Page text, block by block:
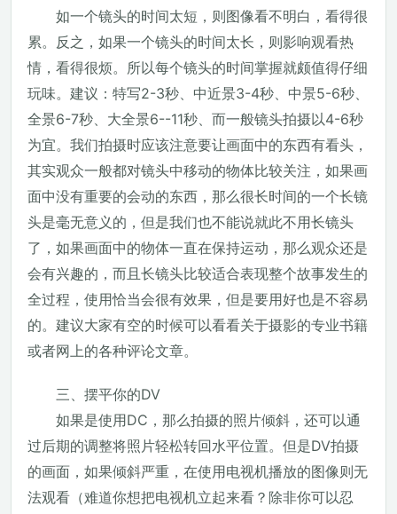
如一个镜头的时间太短，则图像看不明白，看得很
累。反之，如果一个镜头的时间太长，则影响观看热
情，看得很烦。所以每个镜头的时间掌握就颇值得仔细
玩味。建议：特写2-3秒、中近景3-4秒、中景5-6秒、
全景6-7秒、大全景6--11秒、而一般镜头拍摄以4-6秒
为宜。我们拍摄时应该注意要让画面中的东西有看头，
其实观众一般都对镜头中移动的物体比较关注，如果画
面中没有重要的会动的东西，那么很长时间的一个长镜
头是毫无意义的，但是我们也不能说就此不用长镜头
了，如果画面中的物体一直在保持运动，那么观众还是
会有兴趣的，而且长镜头比较适合表现整个故事发生的
全过程，使用恰当会很有效果，但是要用好也是不容易
的。建议大家有空的时候可以看看关于摄影的专业书籍
或者网上的各种评论文章。
三、摆平你的DV
如果是使用DC，那么拍摄的照片倾斜，还可以通
过后期的调整将照片轻松转回水平位置。但是DV拍摄
的画面，如果倾斜严重，在使用电视机播放的图像则无
法观看（难道你想把电视机立起来看？除非你可以忍